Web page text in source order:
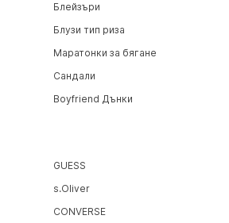
Блейзъри
Блузи тип риза
Маратонки за бягане
Сандали
Boyfriend Дънки
GUESS
s.Oliver
CONVERSE